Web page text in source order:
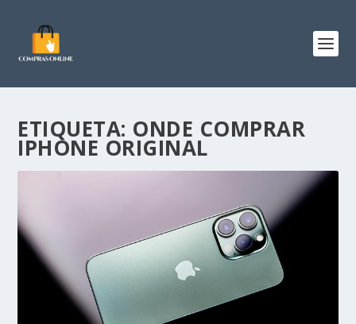
ETIQUETA: ONDE COMPRAR
IPHONE ORIGINAL